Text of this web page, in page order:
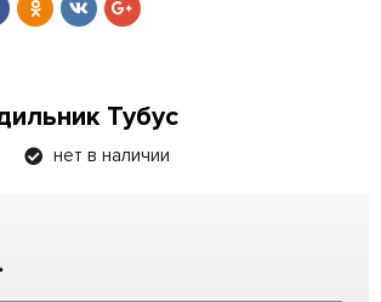
Тубус
нет в наличии